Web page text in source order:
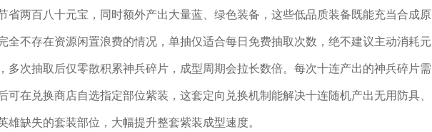
省两百八十元宝，同时额外产出大量蓝、绿色装备，这些低品质装备既能充当合成原
全不存在资源闲置浪费的情况，单抽仅适合每日免费抽取次数，绝不建议主动消耗元
多次抽取后仅零散积累神兵碎片，成型周期会拉长数倍。每次十连产出的神兵碎片需
可在兑换商店自选指定部位紫装，这套定向兑换机制能解决十连随机产出无用防具、
缺失的套装部位，大幅提升整套紫装成型速度。